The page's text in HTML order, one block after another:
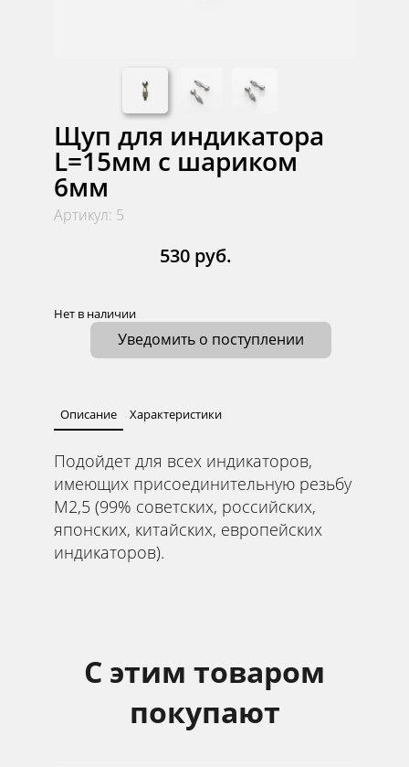
Щуп для индикатора
L=15мм с шариком
6мм
Артикул: 5
530 руб.
Нет в наличии
Уведомить о поступлении
Описание Характеристики
Подойдет для всех индикаторов,
имеющих присоединительную резьбу
М2,5 (99% советских, российских,
японских, китайских, европейских
индикаторов).
С этим товаром
покупают